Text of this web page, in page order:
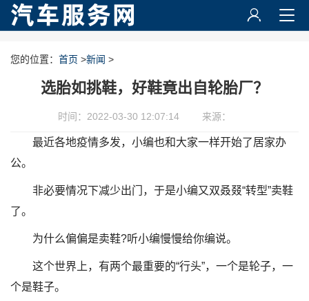
您的位置： 首页 >新闻 >
选胎如挑鞋，好鞋竟出自轮胎厂？
时间：2022-03-30 12:07:14 来源：
最近各地疫情多发，小编也和大家一样开始了居家办
公。
非必要情况下减少出门，于是小编又双叒叕“转型”卖鞋
了。
为什么偏偏是卖鞋?听小编慢慢给你编说。
这个世界上，有两个最重要的“行头”，一个是轮子，一
个是鞋子。